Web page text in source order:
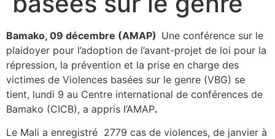
Bamako, 09 décembre (AMAP) Une conférence sur le
plaidoyer pour l’adoption de l’avant-projet de loi pour la
répression, la prévention et la prise en charge des
victimes de Violences basées sur le genre (VBG) se
tient, lundi 9 au Centre international de conférences de
Bamako (CICB), a appris l’AMAP.
Le Mali a enregistré 2779 cas de violences, de janvier à